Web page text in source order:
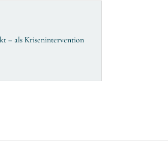
– als Krisenintervention